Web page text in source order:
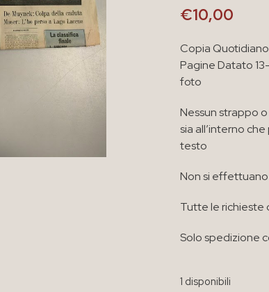
€10,00
Copia
Pagine Datato
foto
Nessun strappo
sia all’interno
testo
Non si
Tutte le richieste
Solo spedizione
1 disponibili